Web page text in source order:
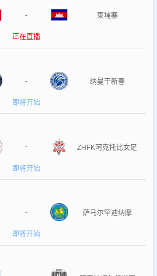
- 柬埔寨
正在直播
- 纳曼干新春
即将开始
- ZHFK阿克托比女足
即将开始
- 萨马尔罕迪纳摩
即将开始